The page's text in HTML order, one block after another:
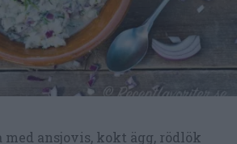
med ansjovis, kokt ägg, rödlök